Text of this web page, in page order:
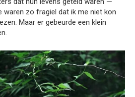
waren zo fragiel dat ik me niet kon
Maar er gebeurde een klein